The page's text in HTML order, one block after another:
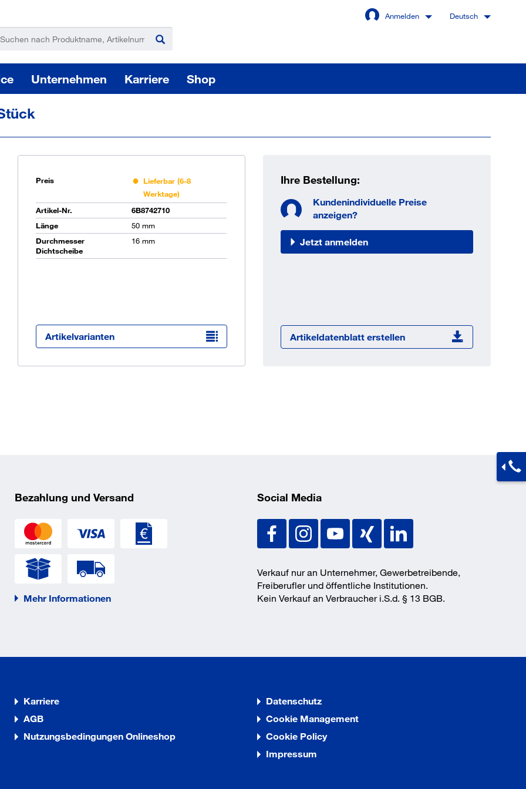
Anmelden
Angemeldet bleiben
Sie sind noch kein Kunde
OCI Schnittstelle zu lhrer
Warenwirtschaft
Deutsch
Unternehmen Karriere Shop
Preis
Lieferbar (6-8
Werktage)
Artikel-Nr.
6B8742710
Länge
50 mm
Durchmesser
Dichtscheibe
16 mm
Artikelvarianten
Ihre Bestellung:
Kundenindividuelle Preise
anzeigen?
Jetzt anmelden
Artikeldatenblatt erstellen
Bezahlung und Versand
Mehr Informationen
Social Media
Verkauf nur an Unternehmer, Gewerbetreibende,
Freiberufler und öffentliche Institutionen.
Kein Verkauf an Verbraucher i.S.d. § 13 BGB.
Karriere
AGB
Nutzungsbedingungen Onlineshop
Datenschutz
Cookie Management
Cookie Policy
Impressum